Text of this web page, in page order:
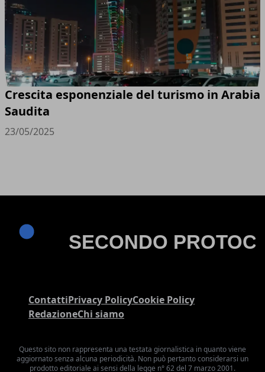
Crescita esponenziale del turismo in Arabia
Saudita
23/05/2025
ContattiPrivacy PolicyCookie Policy
RedazioneChi siamo
Questo sito non rappresenta una testata giornalistica in quanto viene
aggiornato senza alcuna periodicità. Non può pertanto considerarsi un
prodotto editoriale ai sensi della legge n° 62 del 7 marzo 2001.